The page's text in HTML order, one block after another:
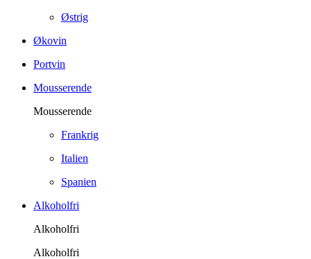
Østrig
Økovin
Portvin
Mousserende
Mousserende
Frankrig
Italien
Spanien
Alkoholfri
Alkoholfri
Alkoholfri